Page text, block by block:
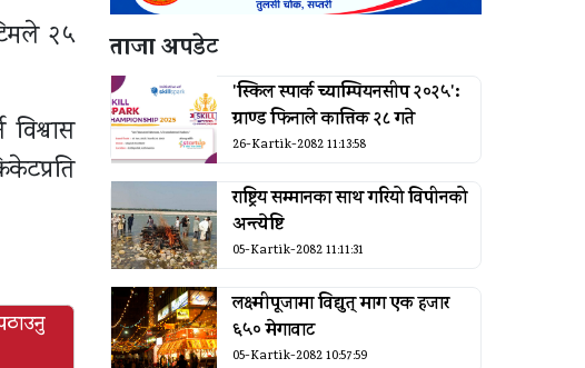
२५
ताजा अपडेट
'स्किल स्पार्क च्याम्पियनसीप २०२५':
ग्राण्ड फिनाले कात्तिक २८ गते
26-Kartik-2082 11:13:58
राष्ट्रिय सम्मानका साथ गरियो विपीनको
अन्त्येष्टि
05-Kartik-2082 11:11:31
लक्ष्मीपूजामा विद्युत् माग एक हजार
६५० मेगावाट
05-Kartik-2082 10:57:59